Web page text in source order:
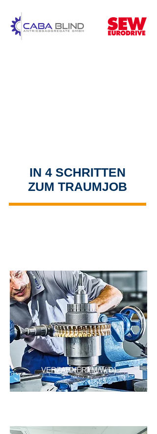
IN 4 SCHRITTEN
ZUM TRAUMJOB
VERZAHNER (M/W/D)